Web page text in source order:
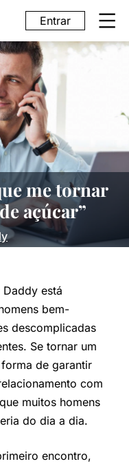
Entrar
me tornar
açúcar”
está
bem-
descomplicadas
Se tornar um
de garantir
com
muitos homens
do dia a dia.
encontro,